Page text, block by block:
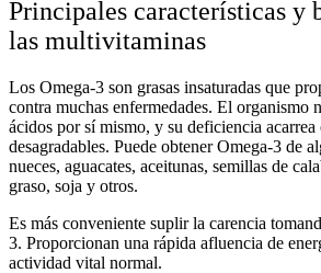
Principales características y
las multivitaminas
Los Omega-3 son grasas insaturadas que
contra muchas enfermedades. El organismo
ácidos por sí mismo, y su deficiencia acarrea
desagradables. Puede obtener Omega-3 de
nueces, aguacates, aceitunas, semillas de
graso, soja y otros.
Es más conveniente suplir la carencia
3. Proporcionan una rápida afluencia de
actividad vital normal.